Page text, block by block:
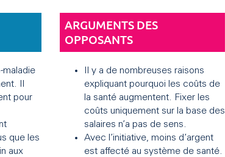
maladie
Il
pour
que les
aux
ARGUMENTS DES
OPPOSANTS
Il y a de nombreuses raisons
expliquant pourquoi les coûts de
la santé augmentent. Fixer les
coûts uniquement sur la base des
salaires n’a pas de sens.
Avec l’initiative, moins d’argent
est affecté au système de santé.